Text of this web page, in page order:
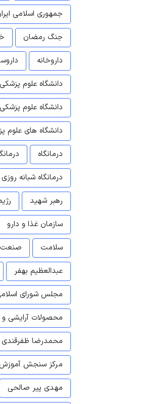
جمهوری اسلامی
جنگ رمضان
داروخانه
دانشگاه علوم پزشکی
دانشگاه علوم
دانشگاه های علوم
درمانگاه
درمانگاه شبانه
رهبر شهید
سازمان غذا و دارو
سلامت
صنعت
عبدالعظیم بهفر
مجلس شورای
محصولات آرایشی
محمدرضا ظفرقندی
مرکز سنجش
مهدی پیر صالحی